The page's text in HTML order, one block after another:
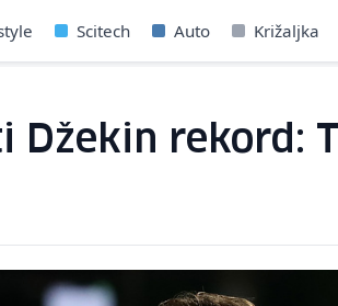
Scitech Auto Križaljka
Džekin rekord: